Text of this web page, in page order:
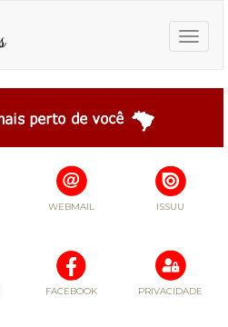
Toggle
WEBMAIL ISSUU
FACEBOOK PRIVACIDADE